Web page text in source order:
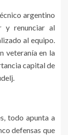
argentino
y renunciar al
al equipo.
veteranía en la
capital de
todo apunta a
defensas que